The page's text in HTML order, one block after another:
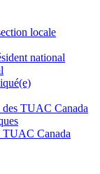
locale
national
TUAC Canada
TUAC Canada